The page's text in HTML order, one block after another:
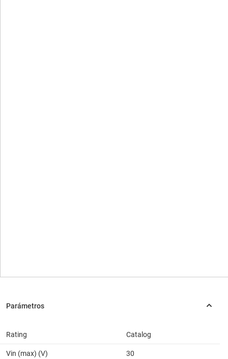
Rating Catalog
Vin (max) (V) 30